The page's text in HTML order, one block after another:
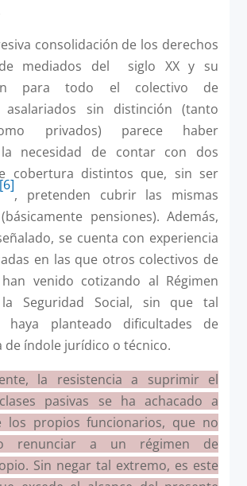
consolidación de los derechos
mediados del siglo XX y su
para todo el colectivo de
asalariados sin distinción (tanto
privados) parece haber
necesidad de contar con dos
cobertura distintos que, sin ser
[6]
, pretenden cubrir las mismas
pensiones). Además,
se cuenta con experiencia
en las que otros colectivos de
venido cotizando al Régimen
Seguridad Social, sin que tal
haya planteado dificultades de
de índole jurídico o técnico.
la resistencia a suprimir el
pasivas se ha achacado a
los propios funcionarios, que no
renunciar a un régimen de
Sin negar tal extremo, es este